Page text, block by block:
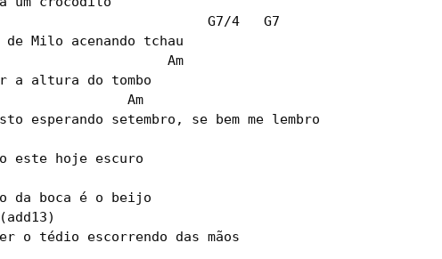
G7/4   G7
de Milo acenando tchau
Am
a altura do tombo
Am
esperando setembro, se bem me lembro
este hoje escuro
da boca é o beijo
o tédio escorrendo das mãos